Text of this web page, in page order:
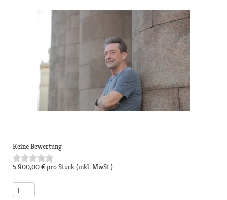
Keine Bewertung
5.900,00 €pro Stück(inkl. MwSt.)